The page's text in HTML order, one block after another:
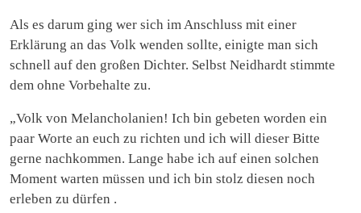
Als es darum ging wer sich im Anschluss mit einer
Erklärung an das Volk wenden sollte, einigte man sich
schnell auf den großen Dichter. Selbst Neidhardt stimmte
dem ohne Vorbehalte zu.
„Volk von Melancholanien! Ich bin gebeten worden ein
paar Worte an euch zu richten und ich will dieser Bitte
gerne nachkommen. Lange habe ich auf einen solchen
Moment warten müssen und ich bin stolz diesen noch
erleben zu dürfen .